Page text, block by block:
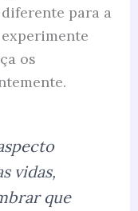
para a
os
vidas,
que